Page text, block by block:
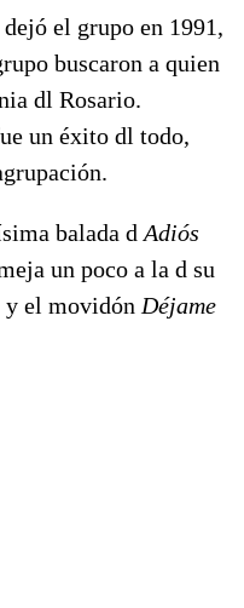
el grupo en 1991,
buscaron a quien
dl Rosario.
un éxito dl todo,
balada d Adiós
un poco a la d su
y el movidón Déjame